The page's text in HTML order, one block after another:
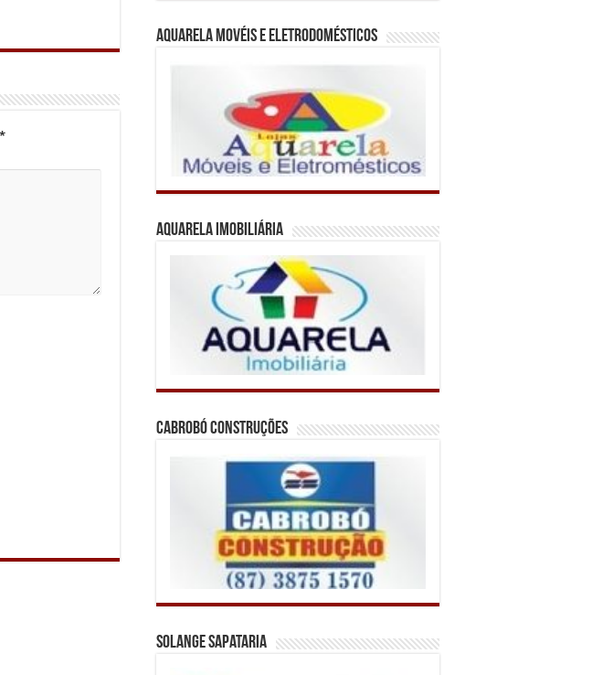
*
Aquarela Movéis e Eletrodomésticos
Aquarela Imobiliária
Cabrobó Construções
Solange Sapataria